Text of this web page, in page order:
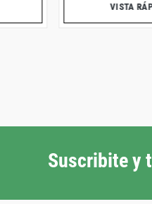
VISTA
Suscribite y